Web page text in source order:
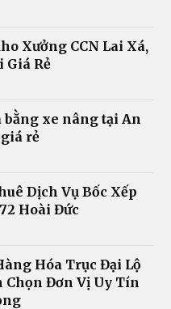
Xưởng CCN Lai Xá,
Giá Rẻ
bằng xe nâng tại An
rẻ
Dịch Vụ Bốc Xếp
Hoài Đức
Hóa Trục Đại Lộ
Chọn Đơn Vị Uy Tín